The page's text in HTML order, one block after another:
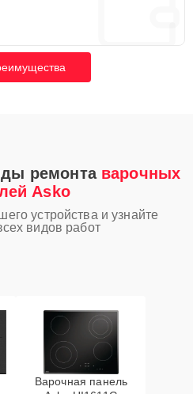
ремонта варочных
Asko
устройства и узнайте
видов работ
Варочная панель